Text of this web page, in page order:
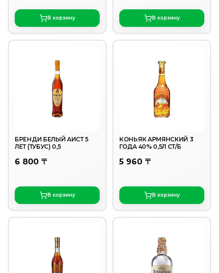
В корзину В корзину
БРЕНДИ БЕЛЫЙ АИСТ 5
ЛЕТ (ТУБУС) 0,5
6 800 〒
В корзину
КОНЬЯК АРМЯНСКИЙ 3
ГОДА 40% 0,5Л СТ/Б
5 960 〒
В корзину